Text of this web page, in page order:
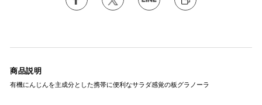
商品説明
有機にんじんを主成分とした携帯に便利なサラダ感覚の板グラノーラ